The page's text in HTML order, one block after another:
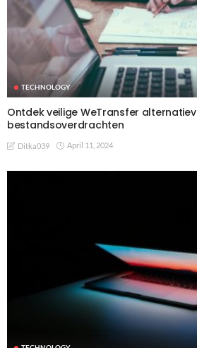
TECHNOLOGY
Ontdek veilige WeTransfer
bestandsoverdrachten
Ditka039 April 11, 2024